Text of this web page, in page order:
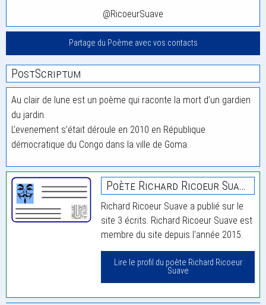
@RicoeurSuave
Partage du Poème avec vos contacts
PostScriptum
Au clair de lune est un poème qui raconte la mort d’un gardien
du jardin.
L’evenement s’était déroule en 2010 en République
démocratique du Congo dans la ville de Goma.
Poète Richard Ricoeur Suave
Richard Ricoeur Suave a publié sur le
site 3 écrits. Richard Ricoeur Suave est
membre du site depuis l'année 2015.
Lire le profil du poète Richard Ricoeur
Suave